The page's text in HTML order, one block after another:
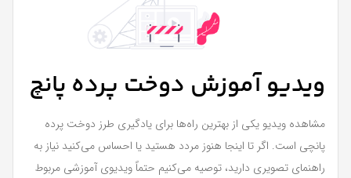
ویدیو آموزش دوخت پرده پانچ
مشاهده ویدیو یکی از بهترین راه‌ها برای یادگیری طرز دوخت پرده
پانچی است. اگر تا اینجا هنوز مردد هستید یا احساس می‌کنید نیاز به
راهنمای تصویری دارید، توصیه می‌کنیم حتماً ویدیوی آموزشی مربوط